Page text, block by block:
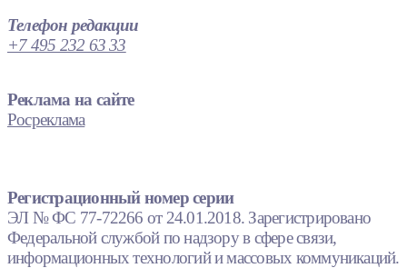
Телефон редакции
+7 495 232 63 33
Реклама на сайте
Росреклама
Регистрационный номер серии
ЭЛ № ФС 77-72266 от 24.01.2018. Зарегистрировано
Федеральной службой по надзору в сфере связи,
информационных технологий и массовых коммуникаций.